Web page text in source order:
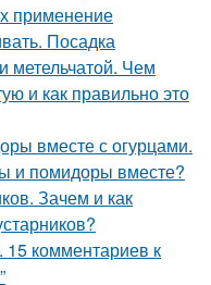
применение
Посадка
метельчатой. Чем
и как правильно это
вместе с огурцами.
и помидоры вместе?
Зачем и как
комментариев к